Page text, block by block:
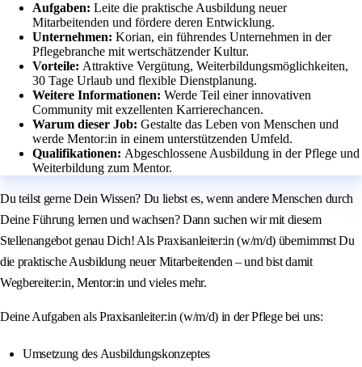
Aufgaben: Leite die praktische Ausbildung neuer
Mitarbeitenden und fördere deren Entwicklung.
Unternehmen: Korian, ein führendes Unternehmen in der
Pflegebranche mit wertschätzender Kultur.
Vorteile: Attraktive Vergütung, Weiterbildungsmöglichkeiten,
30 Tage Urlaub und flexible Dienstplanung.
Weitere Informationen: Werde Teil einer innovativen
Community mit exzellenten Karrierechancen.
Warum dieser Job: Gestalte das Leben von Menschen und
werde Mentor:in in einem unterstützenden Umfeld.
Qualifikationen: Abgeschlossene Ausbildung in der Pflege und
Weiterbildung zum Mentor.
Du teilst gerne Dein Wissen? Du liebst es, wenn andere Menschen durch
Deine Führung lernen und wachsen? Dann suchen wir mit diesem
Stellenangebot genau Dich! Als Praxisanleiter:in (w/m/d) übernimmst Du
die praktische Ausbildung neuer Mitarbeitenden – und bist damit
Wegbereiter:in, Mentor:in und vieles mehr.
Deine Aufgaben als Praxisanleiter:in (w/m/d) in der Pflege bei uns:
Umsetzung des Ausbildungskonzeptes